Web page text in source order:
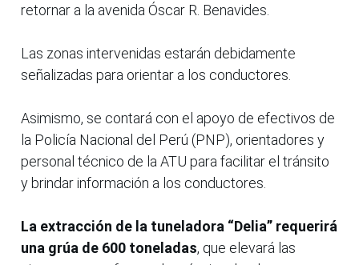
retornar a la avenida Óscar R. Benavides.
Las zonas intervenidas estarán debidamente
señalizadas para orientar a los conductores.
Asimismo, se contará con el apoyo de efectivos de
la Policía Nacional del Perú (PNP), orientadores y
personal técnico de la ATU para facilitar el tránsito
y brindar información a los conductores.
La extracción de la tuneladora “Delia” requerirá
una grúa de 600 toneladas, que elevará las